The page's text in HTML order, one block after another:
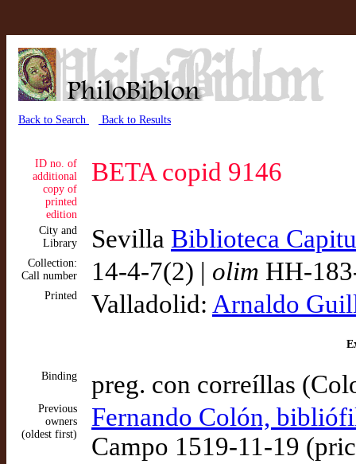
Back to Search Back to Results
ID no. of
additional
copy of
printed
edition
BETA copid 9146
City and
Library
Sevilla Biblioteca
Collection:
Call number
14-4-7(2) | olim HH-
Printed Valladolid: Arnaldo
Binding preg. con correíllas
Previous
owners
(oldest first)
Fernando Colón,
Campo 1519-11-19